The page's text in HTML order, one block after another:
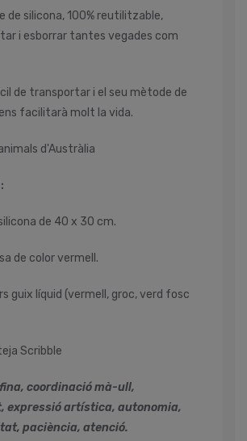
de silicona, 100% reutilitzable,
i esborrar tantes vegades com
de transportar i el seu mètode de
facilitarà molt la vida.
d'Austràlia
de 40 x 30 cm.
de color vermell.
guix líquid (vermell, groc, verd fosc
Scribble
coordinació mà-ull,
expressió artística, autonomia,
paciència, atenció.